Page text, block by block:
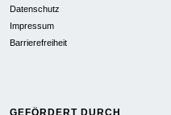
Datenschutz
Impressum
Barrierefreiheit
GEFÖRDERT DURCH